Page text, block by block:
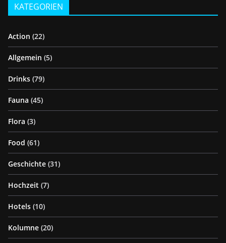
KATEGORIEN
Action (22)
Allgemein (5)
Drinks (79)
Fauna (45)
Flora (3)
Food (61)
Geschichte (31)
Hochzeit (7)
Hotels (10)
Kolumne (20)